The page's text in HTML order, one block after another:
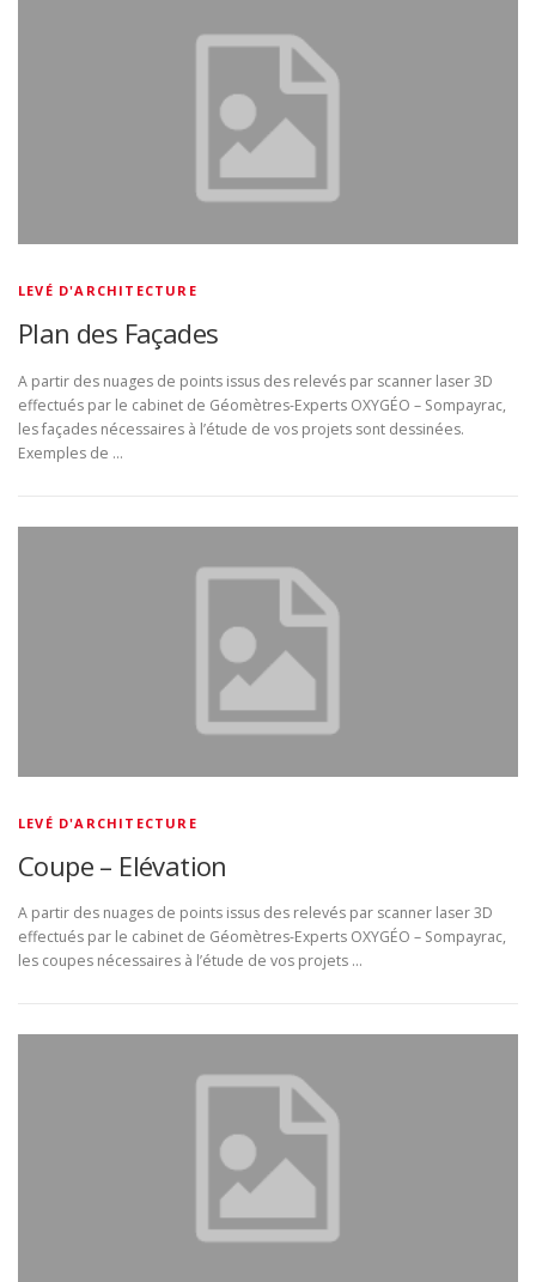
LEVÉ D'ARCHITECTURE
Plan des Façades
A partir des nuages de points issus des relevés par scanner laser 3D
effectués par le cabinet de Géomètres-Experts OXYGÉO – Sompayrac,
les façades nécessaires à l’étude de vos projets sont dessinées.
Exemples de …
LEVÉ D'ARCHITECTURE
Coupe – Elévation
A partir des nuages de points issus des relevés par scanner laser 3D
effectués par le cabinet de Géomètres-Experts OXYGÉO – Sompayrac,
les coupes nécessaires à l’étude de vos projets …